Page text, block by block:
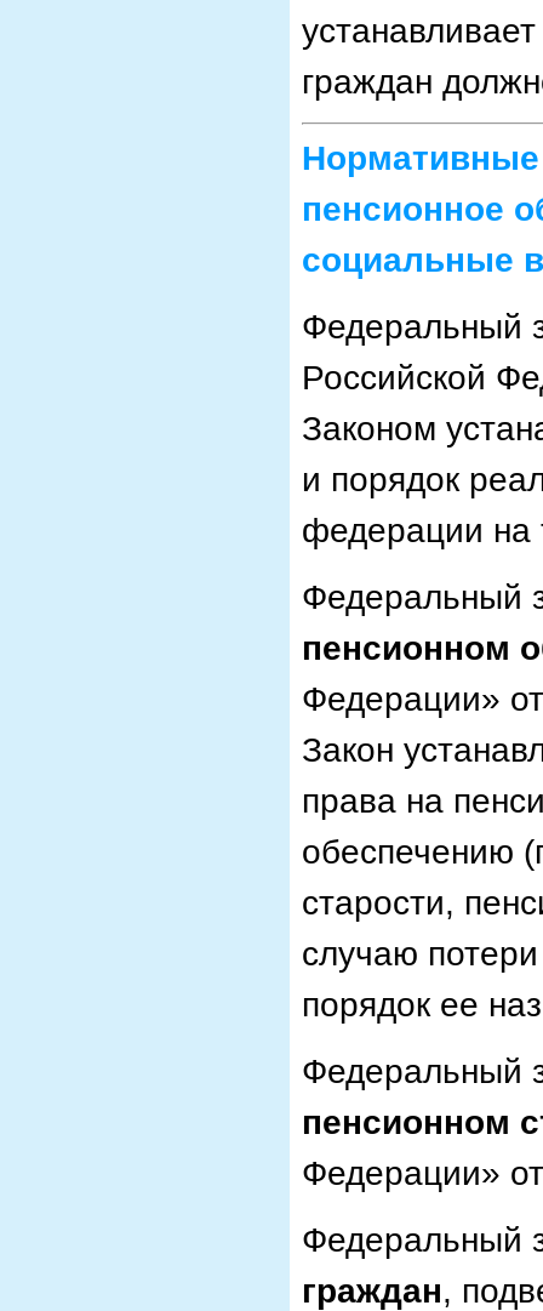
граждан
пенсионное
социальные
Федеральный
Российской
Законом
и порядок
федерации на
Федеральный
пенсионном
Федерации»
Закон
права на
обеспечению
старости,
случаю
порядок ее
Федеральный
пенсионном
Федерации»
Федеральный
граждан,